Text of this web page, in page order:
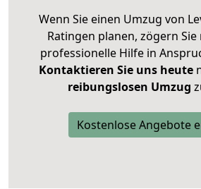
Wenn Sie einen Umzug von
Ratingen planen, zögern
professionelle Hilfe in
Kontaktieren Sie uns heute
reibungslosen Umzug
Kostenlose Angebote